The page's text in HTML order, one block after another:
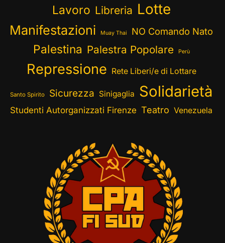
Lavoro Libreria Lotte
Manifestazioni Muay Thai NO Comando Nato
Palestina Palestra Popolare Perù
Repressione Rete Liberi/e di Lottare
Santo Spirito Sicurezza Sinigaglia Solidarietà
Studenti Autorganizzati Firenze Teatro Venezuela